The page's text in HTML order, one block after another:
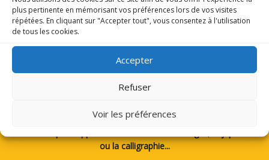
plus pertinente en mémorisant vos préférences lors de vos visites
répétées. En cliquant sur "Accepter tout", vous consentez à l'utilisation
de tous les cookies.
Accepter
Refuser
Voir les préférences
ou la calligraphie...